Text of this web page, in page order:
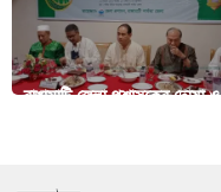
রাঙামাটি জেলা প্রশাসকের দোয়া ও